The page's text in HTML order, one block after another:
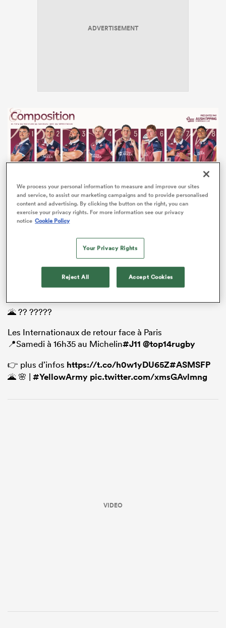
ADVERTISEMENT
Voici la composition de l'UBB pour son déplacement à
Montpellier, comptant pour la 11e journée de Top 14.
Clermont – Stade français (16h35)
🌋 ?? ?????
Les Internationaux de retour face à Paris
📍Samedi à 16h35 au Michelin#J11 @top14rugby
👉 plus d’infos https://t.co/h0w1yDU65Z#ASMSFP
🌋 🌸 | #YellowArmy pic.twitter.com/xmsGAvlmng
VIDEO
We process your personal information to measure and improve our sites
and service, to assist our marketing campaigns and to provide personalised
content and advertising. By clicking the button on the right, you can
exercise your privacy rights. For more information see our privacy
notice Cookie Policy
Your Privacy Rights
Reject All Accept Cookies